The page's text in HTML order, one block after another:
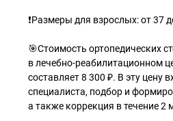
❗Размеры для взрослых: от 37
🎯Стоимость ортопедических
в лечебно-реабилитационном
составляет 8 300 ₽. В эту цену
специалиста, подбор и
а также коррекция в течение 2